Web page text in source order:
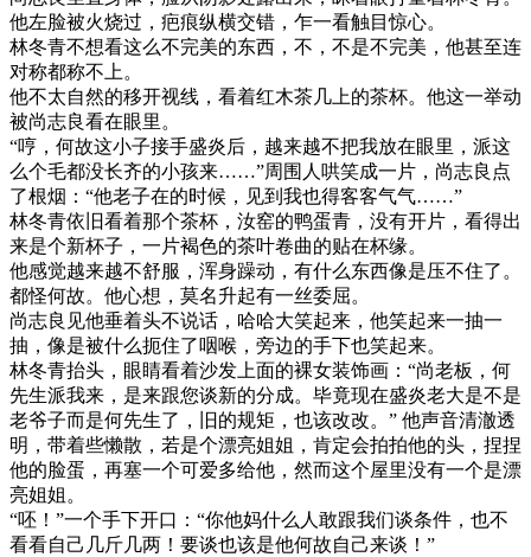
他左脸被火烧过，疤痕纵横交错，乍一看触目惊心。
林冬青不想看这么不完美的东西，不，不是不完美，他甚至连
对称都称不上。
他不太自然的移开视线，看着红木茶几上的茶杯。他这一举动
被尚志良看在眼里。
“哼，何故这小子接手盛炎后，越来越不把我放在眼里，派这
么个毛都没长齐的小孩来……”周围人哄笑成一片，尚志良点
了根烟：“他老子在的时候，见到我也得客客气气……”
林冬青依旧看着那个茶杯，汝窑的鸭蛋青，没有开片，看得出
来是个新杯子，一片褐色的茶叶卷曲的贴在杯缘。
他感觉越来越不舒服，浑身躁动，有什么东西像是压不住了。
都怪何故。他心想，莫名升起有一丝委屈。
尚志良见他垂着头不说话，哈哈大笑起来，他笑起来一抽一
抽，像是被什么扼住了咽喉，旁边的手下也笑起来。
林冬青抬头，眼睛看着沙发上面的裸女装饰画：“尚老板，何
先生派我来，是来跟您谈新的分成。毕竟现在盛炎老大是不是
老爷子而是何先生了，旧的规矩，也该改改。” 他声音清澈透
明，带着些懒散，若是个漂亮姐姐，肯定会拍拍他的头，捏捏
他的脸蛋，再塞一个可爱多给他，然而这个屋里没有一个是漂
亮姐姐。
“呸！”一个手下开口：“你他妈什么人敢跟我们谈条件，也不
看看自己几斤几两！要谈也该是他何故自己来谈！”